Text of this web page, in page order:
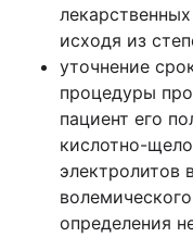
исходя из
уточнение
процедуры
пациент его
кислотно-
электролитов
определения